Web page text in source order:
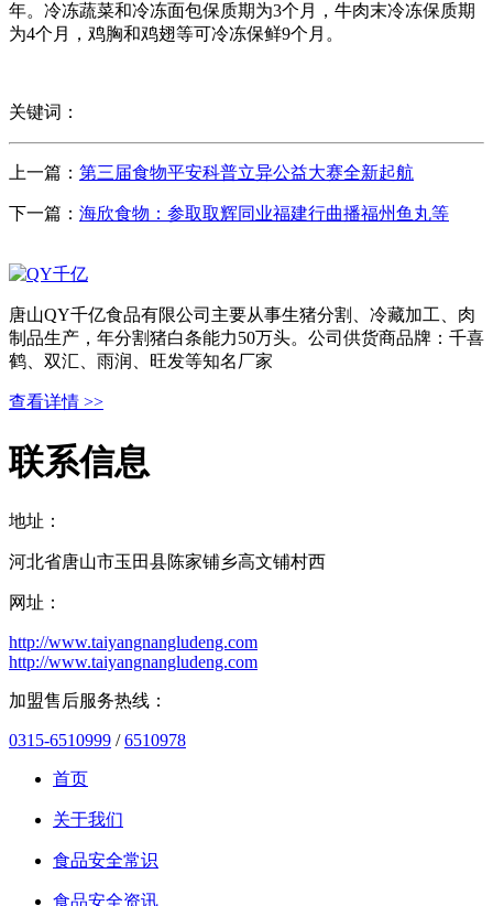
年。冷冻蔬菜和冷冻面包保质期为3个月，牛肉末冷冻保质期
为4个月，鸡胸和鸡翅等可冷冻保鲜9个月。
关键词：
上一篇： 第三届食物平安科普立异公益大赛全新起航
下一篇： 海欣食物：参取取辉同业福建行曲播福州鱼丸等
唐山QY千亿食品有限公司主要从事生猪分割、冷藏加工、肉
制品生产，年分割猪白条能力50万头。公司供货商品牌：千喜
鹤、双汇、雨润、旺发等知名厂家
查看详情 >>
联系信息
地址：
河北省唐山市玉田县陈家铺乡高文铺村西
网址：
http://www.taiyangnangludeng.com
http://www.taiyangnangludeng.com
加盟售后服务热线：
0315-6510999 /6510978
首页
关于我们
食品安全常识
食品安全资讯